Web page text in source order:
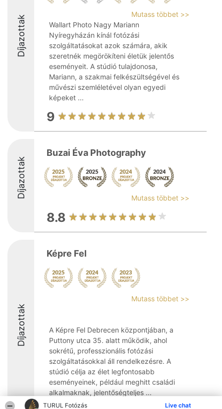
TURUL Fotózás Live chat
Díjazottak
Mutass többet >>
Wallart Photo Nagy Mariann
Nyíregyházán kínál fotózási
szolgáltatásokat azok számára, akik
szeretnék megörökíteni életük jelentős
eseményeit. A stúdió tulajdonosa,
Mariann, a szakmai felkészültségével és
művészi szemléletével olyan egyedi
képeket ...
9
Díjazottak
Buzai Éva Photography
Mutass többet >>
8.8
Díjazottak
Képre Fel
Mutass többet >>
A Képre Fel Debrecen központjában, a
Puttony utca 35. alatt működik, ahol
sokrétű, professzionális fotózási
szolgáltatásokkal áll rendelkezésre. A
stúdió célja az élet legfontosabb
eseményeinek, például meghitt családi
alkalmaknak, jelentőségteljes ...